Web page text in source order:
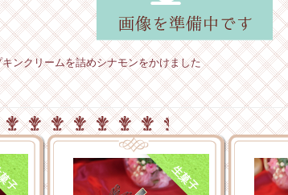
ンクリームを詰めシナモンをかけました
子 生菓子